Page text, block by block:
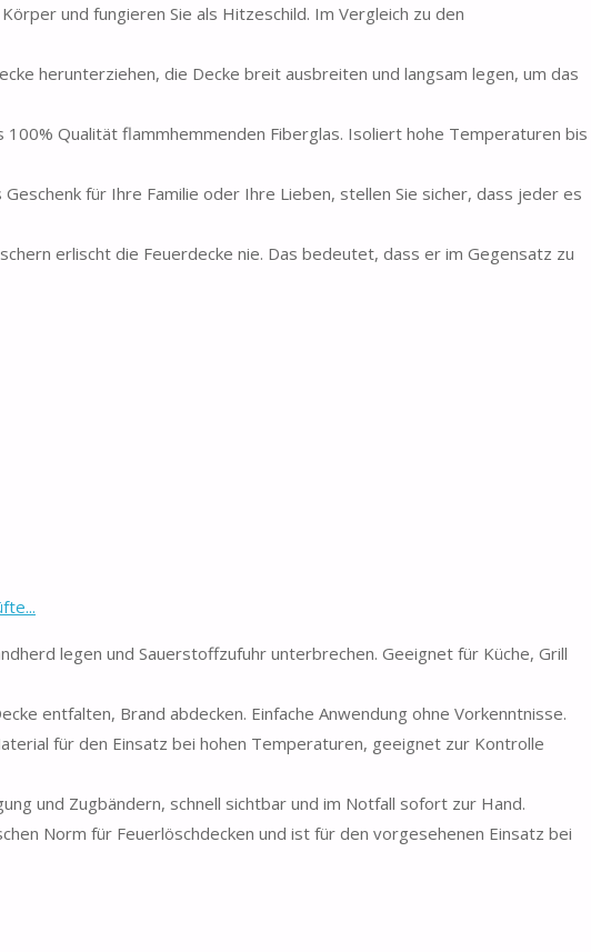
und fungieren Sie als Hitzeschild. Im Vergleich zu den
herunterziehen, die Decke breit ausbreiten und langsam legen, um das
Qualität flammhemmenden Fiberglas. Isoliert hohe Temperaturen bis
für Ihre Familie oder Ihre Lieben, stellen Sie sicher, dass jeder es
erlischt die Feuerdecke nie. Das bedeutet, dass er im Gegensatz zu
legen und Sauerstoffzufuhr unterbrechen. Geeignet für Küche, Grill
entfalten, Brand abdecken. Einfache Anwendung ohne Vorkenntnisse.
für den Einsatz bei hohen Temperaturen, geeignet zur Kontrolle
und Zugbändern, schnell sichtbar und im Notfall sofort zur Hand.
Norm für Feuerlöschdecken und ist für den vorgesehenen Einsatz bei